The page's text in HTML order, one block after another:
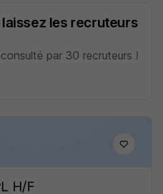
les recruteurs
par 30 recruteurs !
H/F